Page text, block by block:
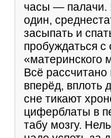
часы — палачи.
один,
засыпать и
пробуждаться
«материнского
Всё
вперёд, вплоть
сне тикают
циферблаты в
табу мозгу.